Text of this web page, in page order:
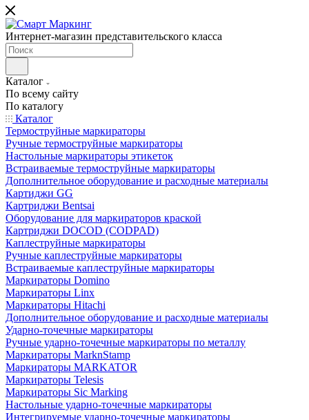
Интернет-магазин представительского класса
Каталог
По всему сайту
По каталогу
Каталог
Термоструйные маркираторы
Ручные термоструйные маркираторы
Настольные маркираторы этикеток
Встраиваемые термоструйные маркираторы
Дополнительное оборудование и расходные материалы
Картиджи GG
Картриджи Bentsai
Оборудование для маркираторов краской
Картриджи DOCOD (CODPAD)
Каплеструйные маркираторы
Ручные каплеструйные маркираторы
Встраиваемые каплеструйные маркираторы
Маркираторы Domino
Маркираторы Linx
Маркираторы Hitachi
Дополнительное оборудование и расходные материалы
Ударно-точечные маркираторы
Ручные ударно-точечные маркираторы по металлу
Маркираторы MarknStamp
Маркираторы MARKATOR
Маркираторы Telesis
Маркираторы Sic Marking
Настольные ударно-точечные маркираторы
Интегрируемые ударно-точечные маркираторы